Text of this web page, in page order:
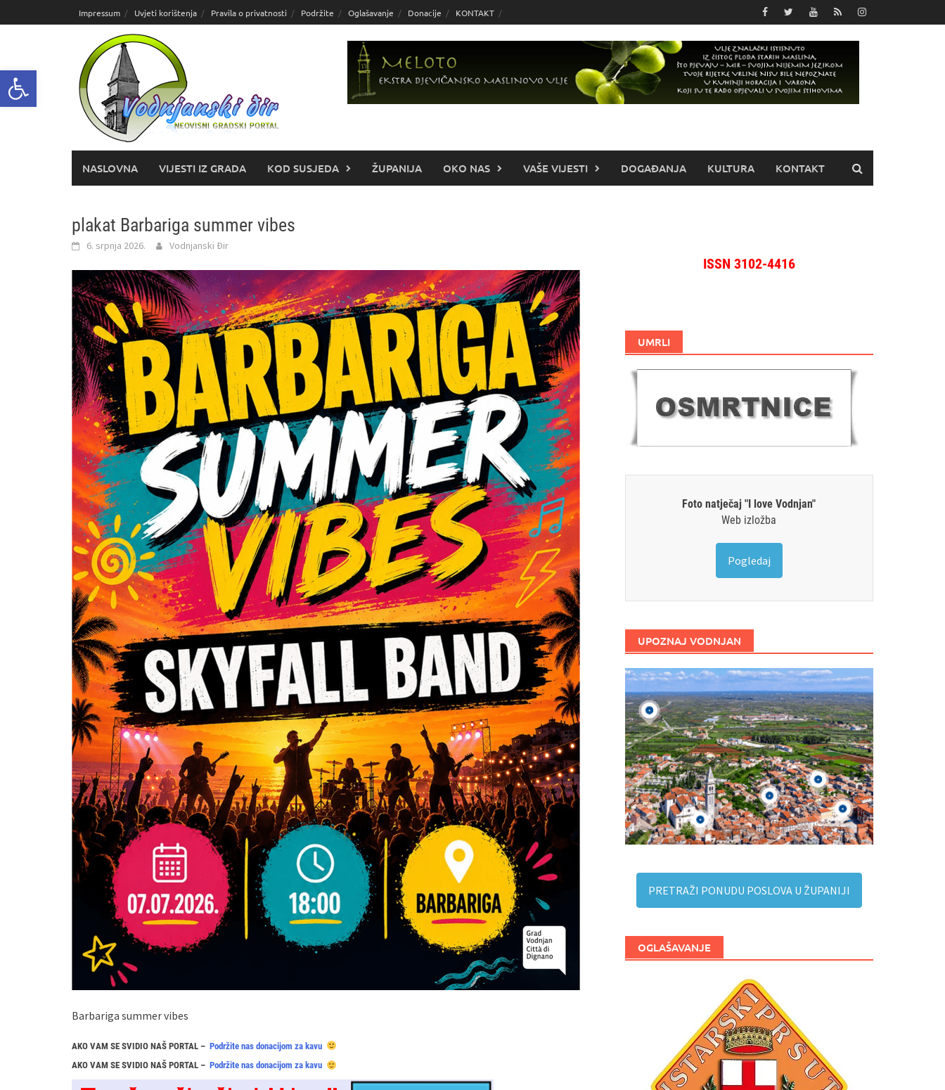
Open toolbar
do
Impressum Uvjeti korištenja Pravila o privatnosti Podržite Oglašavanje Donacije KONTAKT
NASLOVNA VIJESTI IZ GRADA KOD SUSJEDA ŽUPANIJA OKO NAS VAŠE VIJESTI DOGAĐANJA KULTURA KONTAKT
plakat Barbariga summer vibes
6. srpnja 2026. Vodnjanski Đir
Barbariga summer vibes
AKO VAM SE SVIDIO NAŠ PORTAL – Podržite nas donacijom za kavu
AKO VAM SE SVIDIO NAŠ PORTAL – Podržite nas donacijom za kavu
ISSN 3102-4416
UMRLI
Foto natječaj "I love Vodnjan"
Web izložba
Pogledaj
UPOZNAJ VODNJAN
PRETRAŽI PONUDU POSLOVA U ŽUPANIJI
OGLAŠAVANJE